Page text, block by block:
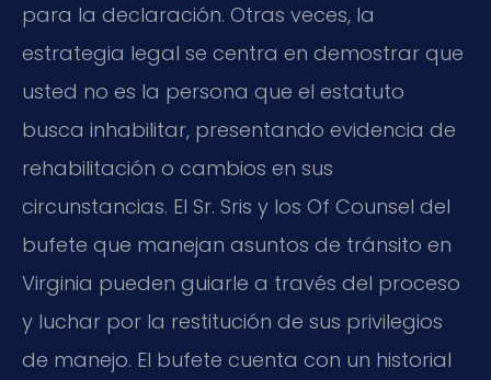
para la declaración. Otras veces, la
estrategia legal se centra en demostrar que
usted no es la persona que el estatuto
busca inhabilitar, presentando evidencia de
rehabilitación o cambios en sus
circunstancias. El Sr. Sris y los Of Counsel del
bufete que manejan asuntos de tránsito en
Virginia pueden guiarle a través del proceso
y luchar por la restitución de sus privilegios
de manejo. El bufete cuenta con un historial